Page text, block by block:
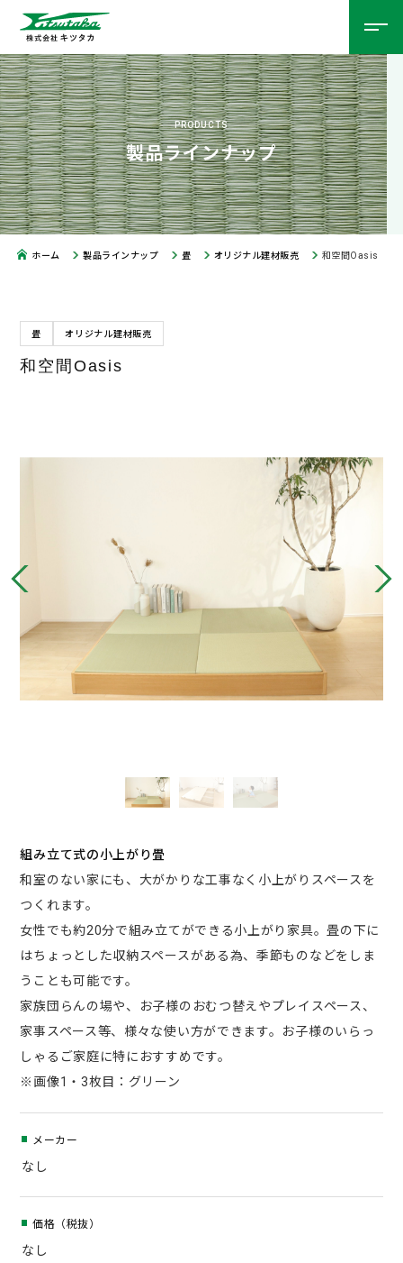
PRODUCTS
製品ラインナップ
ホーム 製品ラインナップ 畳 オリジナル建材販売 和空間Oasis
畳 オリジナル建材販売
和空間Oasis
組み立て式の小上がり畳
和室のない家にも、大がかりな工事なく小上がりスペースを
つくれます。
女性でも約20分で組み立てができる小上がり家具。畳の下に
はちょっとした収納スペースがある為、季節ものなどをしま
うことも可能です。
家族団らんの場や、お子様のおむつ替えやプレイスペース、
家事スペース等、様々な使い方ができます。お子様のいらっ
しゃるご家庭に特におすすめです。
※画像1・3枚目：グリーン
メーカー
なし
価格（税抜）
なし